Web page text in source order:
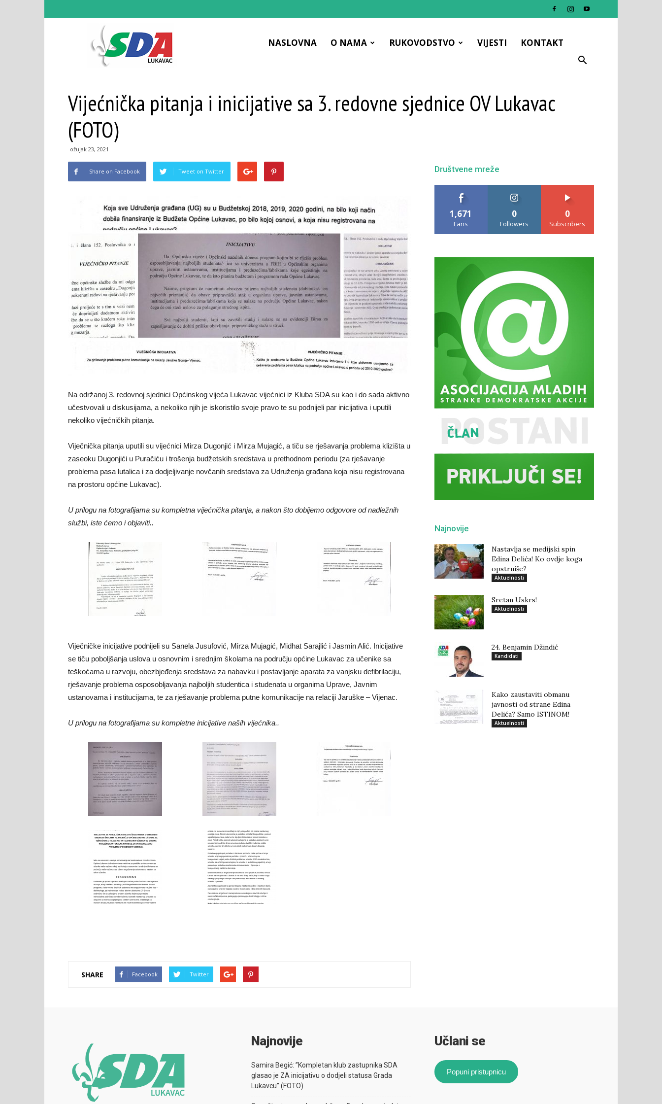
Lukavac
stranica
OO
Lukavac
NASLOVNA O NAMA RUKOVODSTVO VIJESTI KONTAKT
Vijećnička pitanja i inicijative sa 3. redovne sjednice OV Lukavac
(FOTO)
ožujak 23, 2021
Share on Facebook Tweet on Twitter
Na održanoj 3. redovnoj sjednici Općinskog vijeća Lukavac vijećnici iz Kluba SDA su kao i do sada aktivno
učestvovali u diskusijama, a nekoliko njih je iskoristilo svoje pravo te su podnijeli par inicijativa i uputili
nekoliko vijećničkih pitanja.
Viječnička pitanja uputili su vijećnici Mirza Dugonjić i Mirza Mujagić, a tiču se rješavanja problema klizišta u
zaseoku Dugonjići u Puračiću i trošenja budžetskih sredstava u prethodnom periodu (za rješavanje
problema pasa lutalica i za dodjeljivanje novčanih sredstava za Udruženja građana koja nisu registrovana
na prostoru općine Lukavac).
U prilogu na fotografijama su kompletna vijećnička pitanja, a nakon što dobijemo odgovore od nadležnih
službi, iste ćemo i objaviti..
Viječničke inicijative podnijeli su Sanela Jusufović, Mirza Mujagić, Midhat Sarajlić i Jasmin Alić. Inicijative
se tiču poboljšanja uslova u osnovnim i srednjim školama na području općine Lukavac za učenike sa
teškoćama u razvoju, obezbjeđenja sredstava za nabavku i postavljanje aparata za vanjsku defibrilaciju,
rješavanje problema osposobljavanja najboljih studentica i studenata u organima Uprave, Javnim
ustanovama i institucijama, te za rješavanje problema putne komunikacije na relaciji Jaruške – Vijenac.
U prilogu na fotografijama su kompletne inicijative naših vijećnika..
SHARE Facebook Twitter
Društvene mreže
1,671
Fans
0
Followers
0
Subscribers
Najnovije
Nastavlja se medijski spin
Edina Delića! Ko ovdje koga
opstruiše?
Aktuelnosti
Sretan Uskrs!
Aktuelnosti
24. Benjamin Džindić
Kandidati
Kako zaustaviti obmanu
javnosti od strane Edina
Delića? Samo ISTINOM!
Aktuelnosti
Najnovije
Samira Begić: ”Kompletan klub zastupnika SDA
glasao je ZA inicijativu o dodjeli statusa Grada
Lukavcu” (FOTO)
Učlani se
Popuni pristupnicu